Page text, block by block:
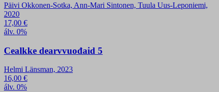
Päivi Okkonen-Sotka, Ann-Mari Sintonen, Tuula Uus-Leponiemi,
2020
17,00 €
álv. 0%
Cealkke dearvvuođaid 5
Helmi Länsman, 2023
16,00 €
álv. 0%